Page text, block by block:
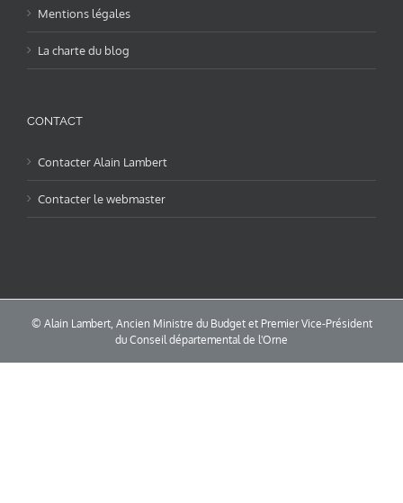
Mentions légales
La charte du blog
CONTACT
Contacter Alain Lambert
Contacter le webmaster
© Alain Lambert, Ancien Ministre du Budget et Premier Vice-Président
du Conseil départemental de l'Orne